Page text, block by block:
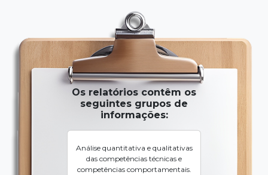
Os relatórios contêm os
seguintes grupos de
informações:
Análise quantitativa e qualitativas
das competências técnicas e
competências comportamentais.